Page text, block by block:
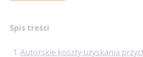
Spis treści
Autorskie koszty uzyskania